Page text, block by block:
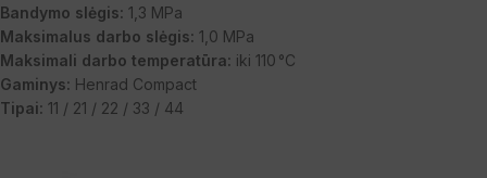
Bandymo slėgis: 1,3 MPa
Maksimalus darbo slėgis: 1,0 MPa
Maksimali darbo temperatūra: iki 110 °C
Gaminys: Henrad Compact
Tipai: 11 / 21 / 22 / 33 / 44